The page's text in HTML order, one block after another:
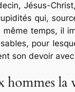
Jésus-
qui,
même temps, il
pour
son devoir
hommes la